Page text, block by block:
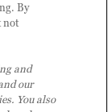
By
not
and
our
You also